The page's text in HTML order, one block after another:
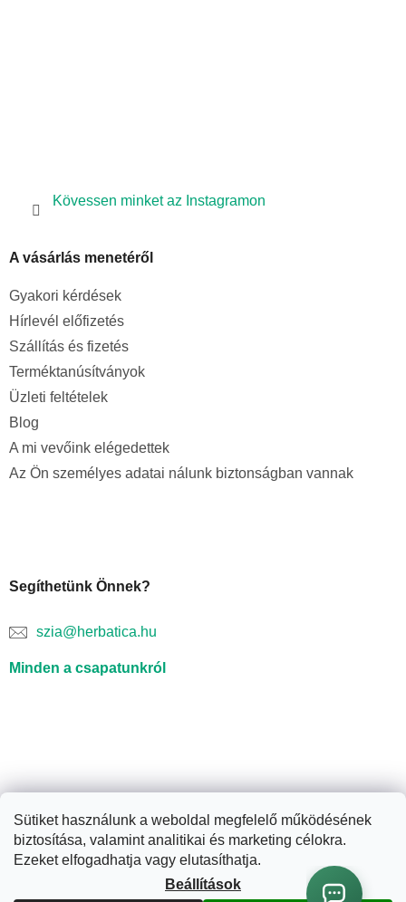
Sütiket használunk a weboldal megfelelő működésének
biztosítása, valamint analitikai és marketing célokra.
Ezeket elfogadhatja vagy elutasíthatja.
Beállítások
Kövessen minket az Instagramon
A vásárlás menetéről
Gyakori kérdések
Hírlevél előfizetés
Szállítás és fizetés
Terméktanúsítványok
Üzleti feltételek
Blog
A mi vevőink elégedettek
Az Ön személyes adatai nálunk biztonságban vannak
Segíthetünk Önnek?
szia@herbatica.hu
Minden a csapatunkról
Shoptet készítette